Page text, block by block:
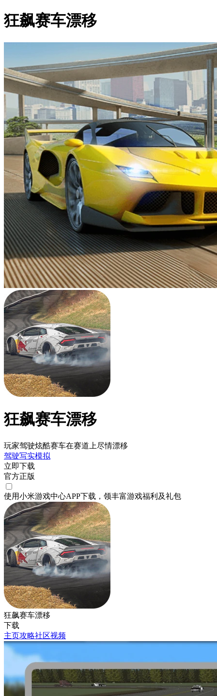
狂飙赛车漂移
狂飙赛车漂移
玩家驾驶炫酷赛车在赛道上尽情漂移
驾驶写实模拟
立即下载
官方正版
使用小米游戏中心APP下载 ，领丰富游戏福利 及礼包
狂飙赛车漂移
下载
主页攻略社区视频